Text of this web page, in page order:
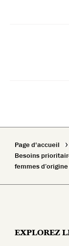
Page d'accueil
Besoins
femmes
EXPLOREZ